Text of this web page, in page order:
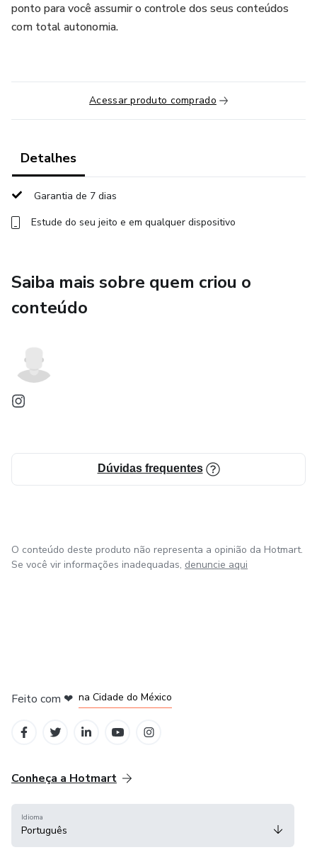
ponto para você assumir o controle dos seus conteúdos
com total autonomia.
Acessar produto comprado
Detalhes
Garantia de 7 dias
Estude do seu jeito e em qualquer dispositivo
Saiba mais sobre quem criou o
conteúdo
Dúvidas frequentes
O conteúdo deste produto não representa a opinião da Hotmart.
Se você vir informações inadequadas, denuncie aqui
Feito com ❤ na Cidade do México
Conheça a Hotmart
Idioma
Português